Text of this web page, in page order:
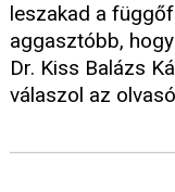
leszakad a
aggasztóbb,
Dr. Kiss Balázs
válaszol az